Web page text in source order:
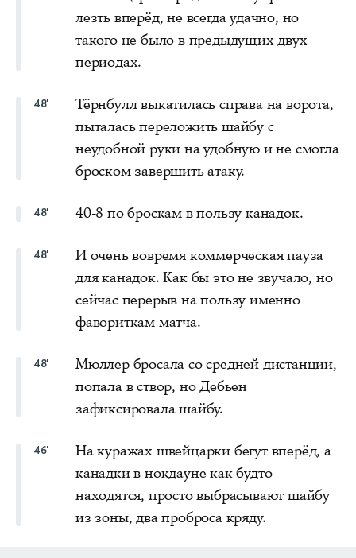
лезть вперёд, не всегда удачно, но
такого не было в предыдущих двух
периодах.
48'
Тёрнбулл выкатилась справа на ворота,
пыталась переложить шайбу с
неудобной руки на удобную и не смогла
броском завершить атаку.
48' 40-8 по броскам в пользу канадок.
48'
И очень вовремя коммерческая пауза
для канадок. Как бы это не звучало, но
сейчас перерыв на пользу именно
фавориткам матча.
48'
Мюллер бросала со средней дистанции,
попала в створ, но Дебьен
зафиксировала шайбу.
46'
На куражах швейцарки бегут вперёд, а
канадки в нокдауне как будто
находятся, просто выбрасывают шайбу
из зоны, два проброса кряду.